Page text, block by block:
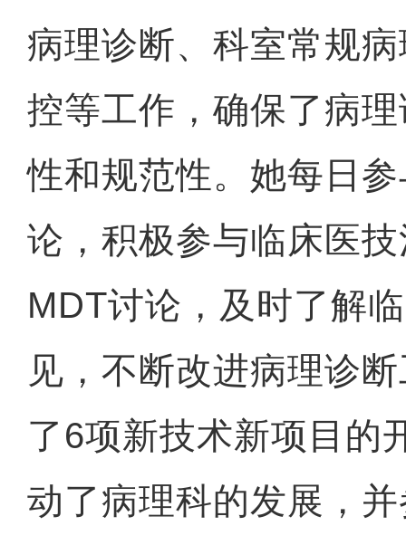
病理诊断、科室常规
控等工作，确保了病
性和规范性。她每日
论，积极参与临床医
MDT讨论，及时了解
见，不断改进病理诊
了6项新技术新项目的
动了病理科的发展，